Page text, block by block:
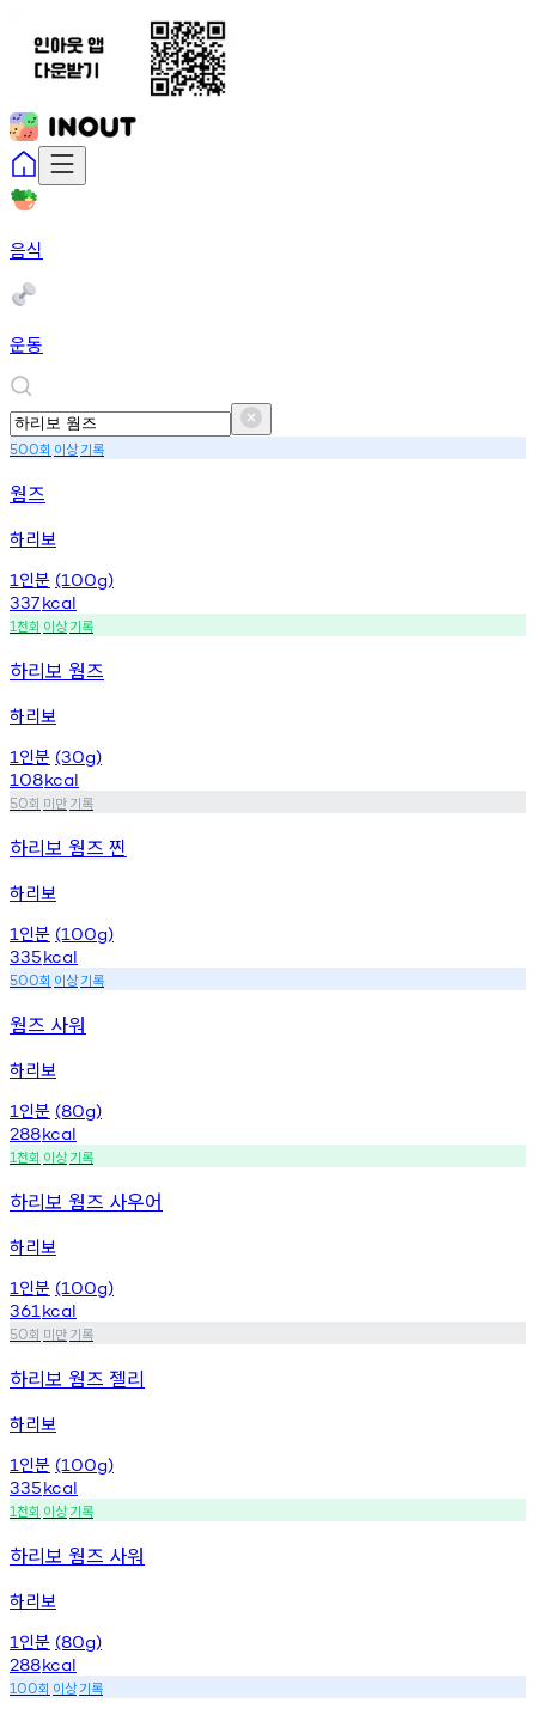
음식
운동
500회 이상기록
웜즈
하리보
1 인분 (100g)
337kcal
1천회 이상기록
하리보 웜즈
하리보
1 인분 (30g)
108kcal
50회 미만기록
하리보 웜즈 찐
하리보
1 인분 (100g)
335kcal
500회 이상기록
웜즈 사워
하리보
1 인분 (80g)
288kcal
1천회 이상기록
하리보 웜즈 사우어
하리보
1 인분 (100g)
361 kcal
50회 미만기록
하리보 웜즈 젤리
하리보
1 인분 (100g)
335kcal
1천회 이상기록
하리보 웜즈 사워
하리보
1 인분 (80g)
288kcal
100회 이상기록